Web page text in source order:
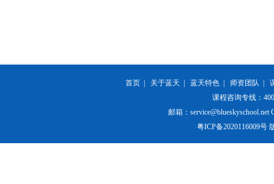
首页 关于蓝天 蓝天特色 师资团队
课程咨询专线：
邮箱：service@blueskyschool.net
粤ICP备2020116009号